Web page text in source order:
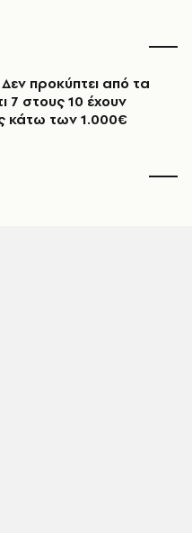
προκύπτει από τα
7 στους 10 έχουν
κάτω των 1.000€